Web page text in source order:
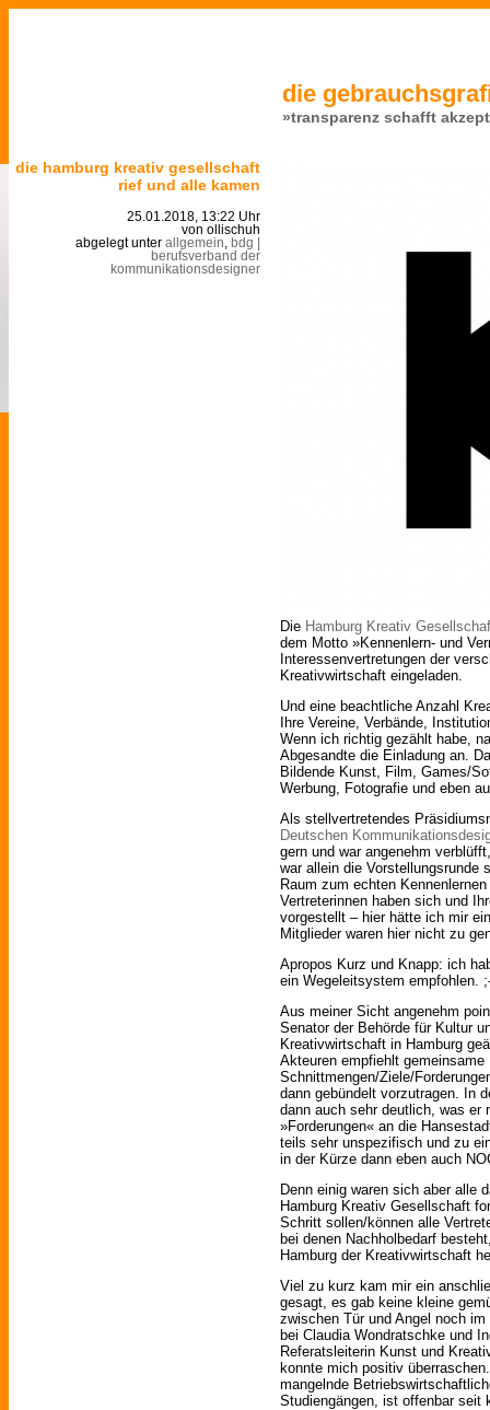
die
»transparenz schafft
die hamburg kreativ gesellschaft
rief und alle kamen
25.01.2018, 13:22 Uhr
von ollischuh
abgelegt unter allgemein
bdg |
berufsverband der
kommunikationsdesigner
Die Hamburg Kreativ
dem Motto »Kennenlern- und
Interessenvertretungen der
Kreativwirtschaft eingeladen.
Und eine beachtliche Anzahl
Ihre Vereine, Verbände,
Wenn ich richtig gezählt habe,
Abgesandte die Einladung an.
Bildende Kunst, Film, Games/
Werbung, Fotografie und eben
Als stellvertretendes
Deutschen
gern und war angenehm
war allein die Vorstellungsrunde
Raum zum echten
Vertreterinnen haben sich und
vorgestellt – hier hätte ich mir
Mitglieder waren hier nicht zu
Apropos Kurz und Knapp: ich
ein Wegeleitsystem empfohlen.
Aus meiner Sicht angenehm
Senator der Behörde für Kultur
Kreativwirtschaft in Hamburg
Akteuren empfiehlt gemeinsame
Schnittmengen/Ziele/
dann gebündelt vorzutragen. In
dann auch sehr deutlich, was er
»Forderungen« an die
teils sehr unspezifisch und zu
in der Kürze dann eben auch
Denn einig waren sich aber alle
Hamburg Kreativ Gesellschaft
Schritt sollen/können alle
bei denen Nachholbedarf
Hamburg der Kreativwirtschaft
Viel zu kurz kam mir ein
gesagt, es gab keine kleine
zwischen Tür und Angel noch
bei Claudia Wondratschke und
Referatsleiterin Kunst und
konnte mich positiv
mangelnde
Studiengängen, ist offenbar seit